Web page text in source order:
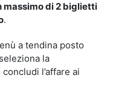
massimo di 2 biglietti
.
a tendina posto
la
concludi l’affare ai